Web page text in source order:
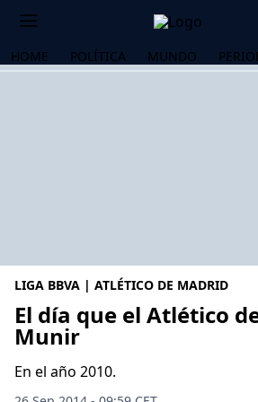
HOME POLÍTICA MUNDO
LIGA BBVA | ATLÉTICO DE MADRID
El día que el Atlético
Munir
En el año 2010.